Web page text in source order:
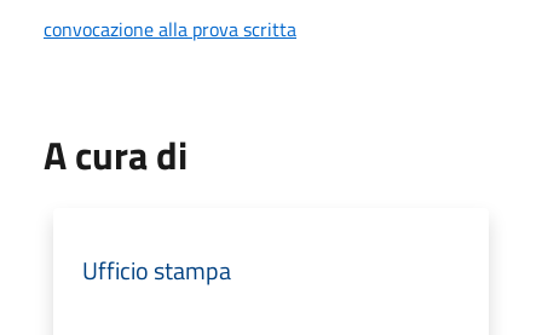
convocazione alla prova scritta
A cura di
Ufficio stampa